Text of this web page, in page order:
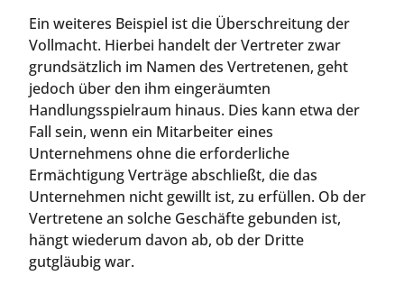
Ein weiteres Beispiel ist die Überschreitung der
Vollmacht. Hierbei handelt der Vertreter zwar
grundsätzlich im Namen des Vertretenen, geht
jedoch über den ihm eingeräumten
Handlungsspielraum hinaus. Dies kann etwa der
Fall sein, wenn ein Mitarbeiter eines
Unternehmens ohne die erforderliche
Ermächtigung Verträge abschließt, die das
Unternehmen nicht gewillt ist, zu erfüllen. Ob der
Vertretene an solche Geschäfte gebunden ist,
hängt wiederum davon ab, ob der Dritte
gutgläubig war.